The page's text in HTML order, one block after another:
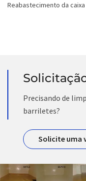
Reabastecimento da caixa
Precisando de
barriletes?
Solicite uma